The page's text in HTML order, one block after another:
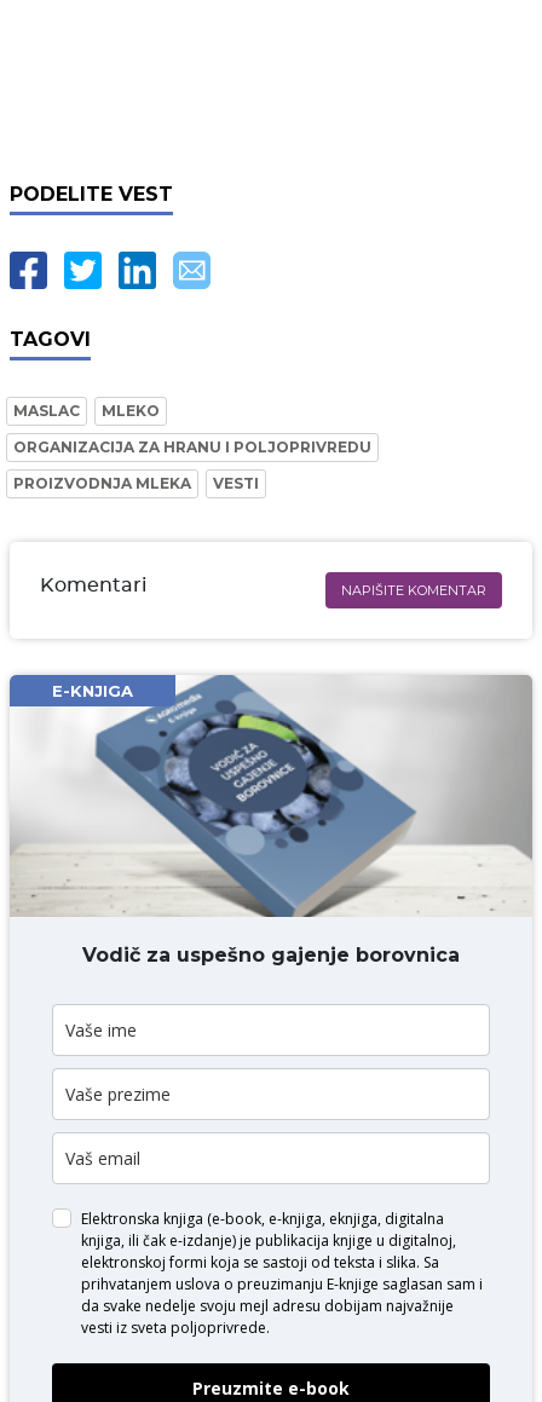
PODELITE VEST
TAGOVI
MASLAC
MLEKO
ORGANIZACIJA ZA HRANU I POLJOPRIVREDU
PROIZVODNJA MLEKA
VESTI
Komentari NAPIŠITE KOMENTAR
Email* obavezno
Komentar* obavezno
DODAJ KOMENTAR
E-KNJIGA
Vodič za uspešno gajenje borovnica
Elektronska knjiga (e-book, e-knjiga, eknjiga, digitalna
knjiga, ili čak e-izdanje) je publikacija knjige u digitalnoj,
elektronskoj formi koja se sastoji od teksta i slika. Sa
prihvatanjem uslova o preuzimanju E-knjige saglasan sam i
da svake nedelje svoju mejl adresu dobijam najvažnije
vesti iz sveta poljoprivrede.
Preuzmite e-book